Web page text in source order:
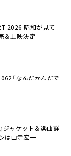
2026 昭和が見て
＆上映決定
「なんだかんだで
ジャケット＆楽曲詳
は⼭寺宏⼀